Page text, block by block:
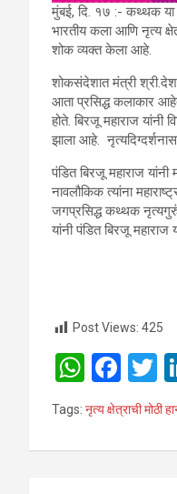
मुंबई, दि. १७ :- कथ्थक या
भारतीय कला आणि नृत्य
शोक व्यक्त केला आहे.
शोकसंदेशात मंत्री
आता प्रसिद्ध कलाकार
होते. बिरजू महाराज यांनी
झाला आहे.
पंडित बिरजू महाराज
नावलौकिक त्यांना
जगप्रसिद्ध कथ्थक
यांनी पंडित बिरजू महाराज
Post Views: 425
W
h
at
s
F
a
ce
b
T
tt
Tags: नृत्य क्षेत्राची मोठी